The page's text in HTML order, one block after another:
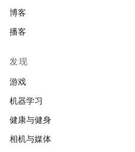
博客
播客
发现
游戏
机器学习
健康与健身
相机与媒体